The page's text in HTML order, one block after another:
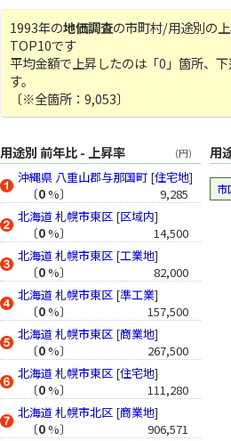
1993年の地価調査の市町村/用途別の
TOP10です
平均金額で上昇したのは「0」箇所、
す。
〔※全箇所：9,053〕
用途別 前年比 - 上昇率 (円)
沖縄県 八重山郡与那国町 [住宅地]
〔0%〕
9,285
北海道 札幌市東区 [区域内]
〔0%〕
14,500
北海道 札幌市東区 [工業地]
〔0%〕
82,000
北海道 札幌市東区 [準工業]
〔0%〕
157,500
北海道 札幌市東区 [商業地]
〔0%〕
267,500
北海道 札幌市東区 [住宅地]
〔0%〕
111,280
北海道 札幌市北区 [商業地]
〔0%〕
906,571
用
市